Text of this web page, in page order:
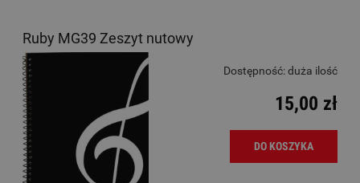
Ruby MG39 Zeszyt nutowy
Dostępność:duża ilość
15,00 zł
DO KOSZYKA